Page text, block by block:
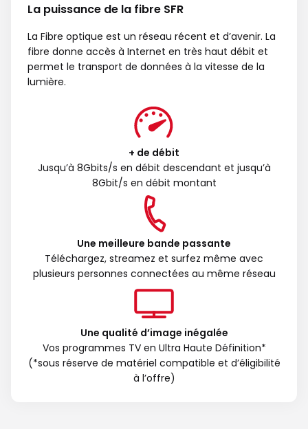
La puissance de la fibre SFR
La Fibre optique est un réseau récent et d’avenir. La
fibre donne accès à Internet en très haut débit et
permet le transport de données à la vitesse de la
lumière.
+ de débit
Jusqu’à 8Gbits/s en débit descendant et jusqu’à
8Gbit/s en débit montant
Une meilleure bande passante
Téléchargez, streamez et surfez même avec
plusieurs personnes connectées au même réseau
Une qualité d’image inégalée
Vos programmes TV en Ultra Haute Définition*
(*sous réserve de matériel compatible et d’éligibilité
à l’offre)